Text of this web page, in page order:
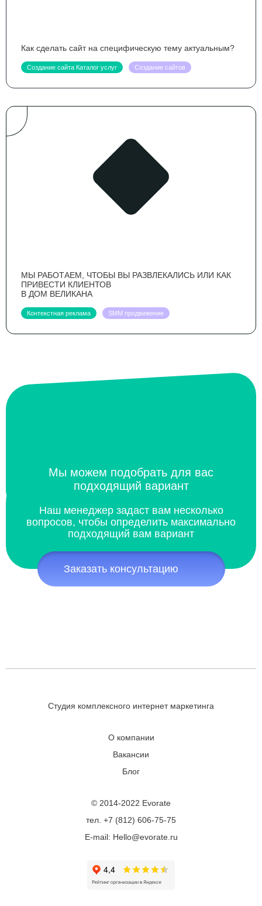
Как сделать сайт на специфическую тему актуальным?
Создание сайта Каталог услуг Создание сайтов
МЫ РАБОТАЕМ, ЧТОБЫ ВЫ РАЗВЛЕКАЛИСЬ ИЛИ КАК
ПРИВЕСТИ КЛИЕНТОВ
В ДОМ ВЕЛИКАНА
Контекстная реклама SMM продвижение
Мы можем подобрать для вас
подходящий вариант
Наш менеджер задаст вам несколько
вопросов, чтобы определить максимально
подходящий вам вариант
Заказать консультацию
Студия комплексного интернет маркетинга
О компании
Вакансии
Блог
© 2014-2022 Evorate
тел. +7 (812) 606-75-75
E-mail: Hello@evorate.ru